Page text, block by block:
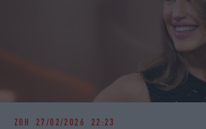
ΖΩΗ 27/02/2026 22:23